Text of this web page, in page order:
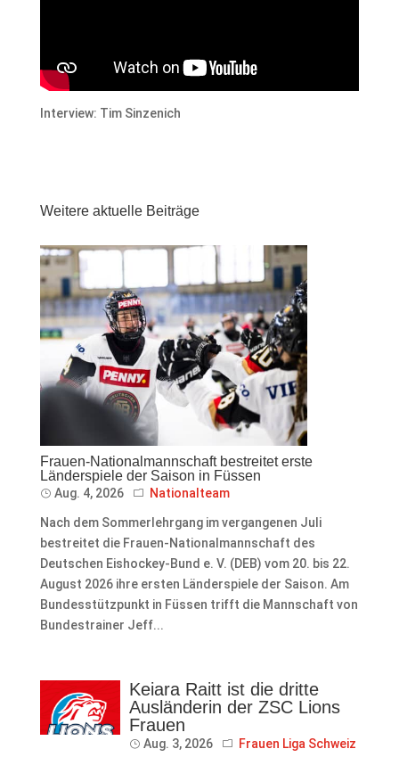
Interview: Tim Sinzenich
Weitere aktuelle Beiträge
Frauen-Nationalmannschaft bestreitet erste
Länderspiele der Saison in Füssen
Aug. 4, 2026 Nationalteam
Nach dem Sommerlehrgang im vergangenen Juli
bestreitet die Frauen-Nationalmannschaft des
Deutschen Eishockey-Bund e. V. (DEB) vom 20. bis 22.
August 2026 ihre ersten Länderspiele der Saison. Am
Bundesstützpunkt in Füssen trifft die Mannschaft von
Bundestrainer Jeff...
Keiara Raitt ist die dritte
Ausländerin der ZSC Lions
Frauen
Aug. 3, 2026 Frauen Liga Schweiz